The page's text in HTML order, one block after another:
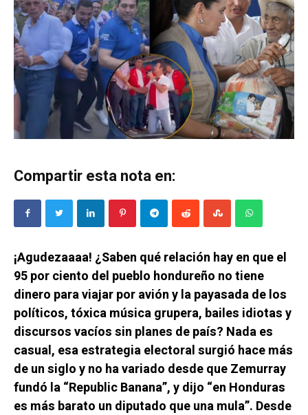
Compartir esta nota en:
¡Agudezaaaa! ¿Saben qué relación hay en que el
95 por ciento del pueblo hondureño no tiene
dinero para viajar por avión y la payasada de los
políticos, tóxica música grupera, bailes idiotas y
discursos vacíos sin planes de país? Nada es
casual, esa estrategia electoral surgió hace más
de un siglo y no ha variado desde que Zemurray
fundó la “Republic Banana”, y dijo “en Honduras
es más barato un diputado que una mula”. Desde